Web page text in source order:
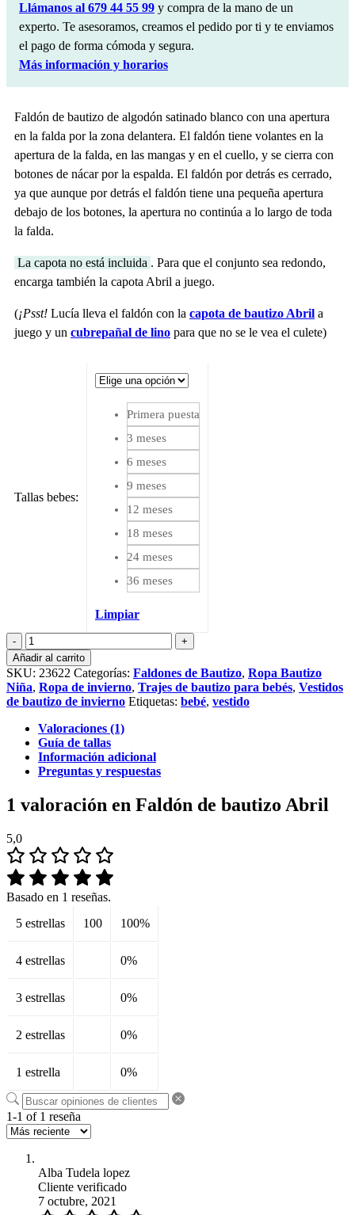
Llámanos al 679 44 55 99 y compra de la mano de un
experto. Te asesoramos, creamos el pedido por ti y te enviamos
el pago de forma cómoda y segura.
Más información y horarios
Faldón de bautizo de algodón satinado blanco con una apertura
en la falda por la zona delantera. El faldón tiene volantes en la
apertura de la falda, en las mangas y en el cuello, y se cierra con
botones de nácar por la espalda. El faldón por detrás es cerrado,
ya que aunque por detrás el faldón tiene una pequeña apertura
debajo de los botones, la apertura no continúa a lo largo de toda
la falda.
La capota no está incluida . Para que el conjunto sea redondo,
encarga también la capota Abril a juego.
(¡Psst! Lucía lleva el faldón con la capota de bautizo Abril a
juego y un cubrepañal de lino para que no se le vea el culete)
Tallas bebes:
Primera puesta
3 meses
6 meses
9 meses
12 meses
18 meses
24 meses
36 meses
Limpiar
Faldón
de
bautizo
Abril
cantidad
Añadir al carrito
SKU: 23622 Categorías: Faldones de Bautizo, Ropa Bautizo
Niña, Ropa de invierno, Trajes de bautizo para bebés, Vestidos
de bautizo de invierno Etiquetas: bebé, vestido
Valoraciones (1)
Guía de tallas
Información adicional
Preguntas y respuestas
1 valoración en Faldón de bautizo Abril
5,0
Basado en 1 reseñas.
5 estrellas
100 100%
4 estrellas 0%
3 estrellas 0%
2 estrellas 0%
1 estrella 0%
1-1 of 1 reseña
Alba Tudela lopez
Cliente verificado
7 octubre, 2021